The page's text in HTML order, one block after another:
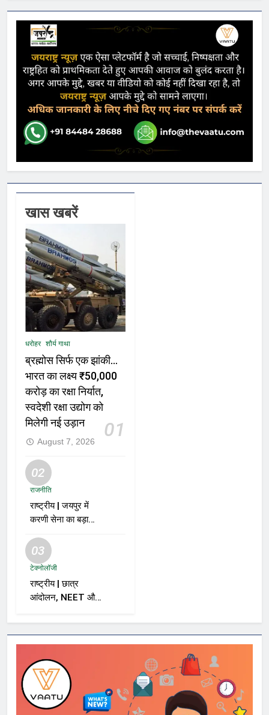
खास खबरें
धरोहर शौर्य गाथा
ब्रह्मोस सिर्फ एक झांकी…
भारत का लक्ष्य ₹50,000
करोड़ का रक्षा निर्यात,
स्वदेशी रक्षा उद्योग को
मिलेगी नई उड़ान
01
August 7, 2026
02
राजनीति
राष्ट्रीय | जयपुर में
करणी सेना का बड़ा
– “BJP को वोट नहीं
देंगे”
03
टेक्नोलॉजी
राष्ट्रीय | छात्र
आंदोलन, NEET और
ददलानी का व्यंग्यात्मक
वीडियो; सोशल मीडिया